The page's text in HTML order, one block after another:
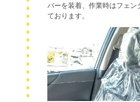
バーを装着、作業時はフェン
ております。